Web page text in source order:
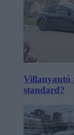
Villanyautó
standard?